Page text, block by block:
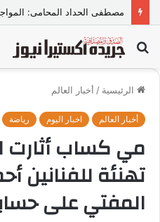
بحث
عن
الرئيسية / أخبار العالم
أخبار العالم اخبار اليوم رياضة
مي كساب أثارت
تهنئة للفنانين
المفتي على